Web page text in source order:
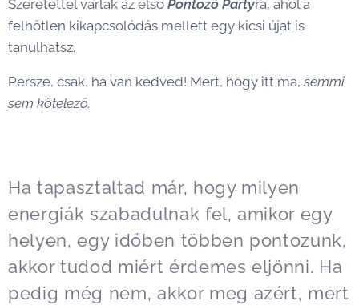
Szeretettel várlak az első Pontozó Partyra, ahol a
felhőtlen kikapcsolódás mellett egy kicsi újat is
tanulhatsz.
Persze, csak, ha van kedved! Mert, hogy itt ma, semmi
sem kötelező.
Ha tapasztaltad már, hogy milyen
energiák szabadulnak fel, amikor egy
helyen, egy időben többen pontozunk,
akkor tudod miért érdemes eljönni. Ha
pedig még nem, akkor meg azért, mert